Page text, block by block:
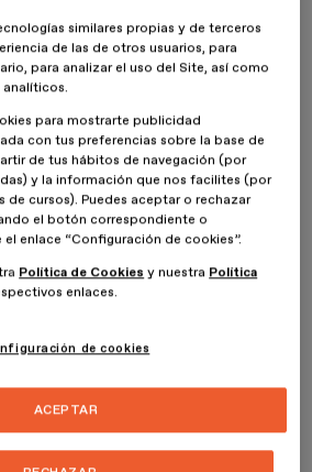
marketing y la empresa entiendan el
que una asociación entre dos o más
marketing que consta de una alianza
las partes interesadas. Es mucho
de dos empresas en un producto. Esta
y los recursos de cada socio
, con nuevos logotipos,
y colores.
es único o que tiene un valor añadido
plantea el
similares propias y de terceros
de las de otros usuarios, para
para analizar el uso del Site, así como
para mostrarte publicidad
con tus preferencias sobre la base de
de tus hábitos de navegación (por
y la información que nos facilites (por
de cursos). Puedes aceptar o rechazar
el botón correspondiente o
enlace “Configuración de cookies”.
Política de Cookies y nuestra Política
enlaces.
de cookies
ACEPTAR